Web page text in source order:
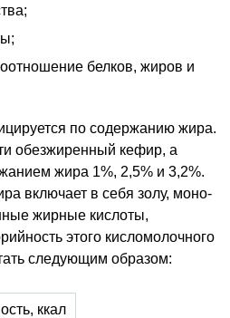
белков, жиров и
по содержанию жира.
обезжиренный кефир, а
жира 1%, 2,5% и 3,2%.
включает в себя золу, моно-
жирные кислоты,
этого кисломолочного
следующим образом:
ккал